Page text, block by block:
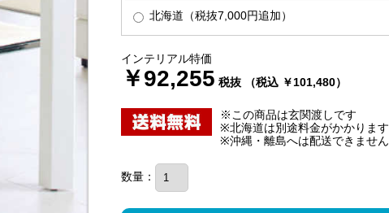
北海道（税抜7,000円追加）
インテリアル特価
￥92,255 税抜 （税込 ￥101,480）
※この商品は玄関渡しです
※北海道は別途料金がかかります
※沖縄・離島へは配送できません
数量：